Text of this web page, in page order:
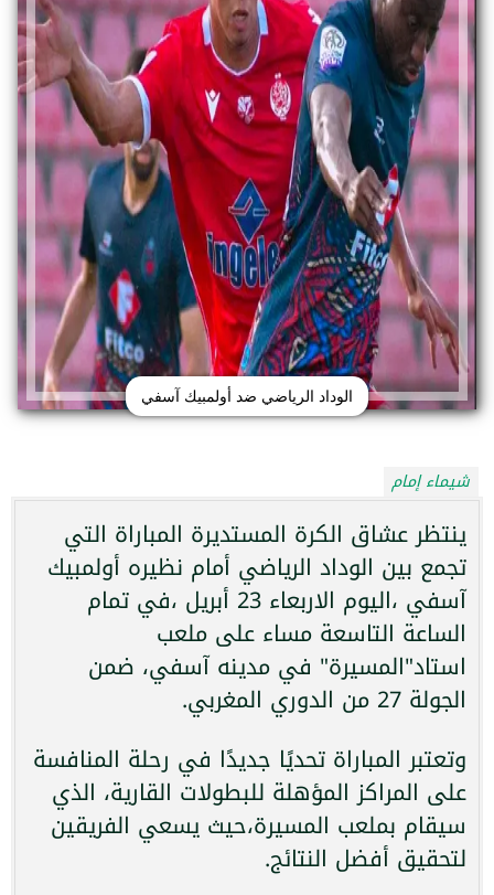
الوداد الرياضي ضد أولمبيك آسفي
شيماء إمام
ينتظر عشاق الكرة المستديرة المباراة التي
تجمع بين الوداد الرياضي أمام نظيره أولمبيك
آسفي ،اليوم الاربعاء 23 أبريل ،في تمام
الساعة التاسعة مساء على ملعب
استاد"المسيرة" في مدينه آسفي، ضمن
الجولة 27 من الدوري المغربي.
وتعتبر المباراة تحديًا جديدًا في رحلة المنافسة
على المراكز المؤهلة للبطولات القارية، الذي
سيقام بملعب المسيرة،حيث يسعي الفريقين
لتحقيق أفضل النتائج.